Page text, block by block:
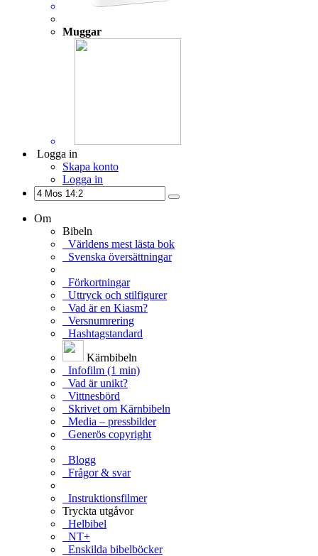
Muggar
Logga in
Skapa konto
Logga in
Om
Bibeln
Världens mest lästa bok
Svenska översättningar
Förkortningar
Uttryck och stilfigurer
Vad är en Kiasm?
Versnumrering
Hashtagstandard
Kärnbibeln
Infofilm (1 min)
Vad är unikt?
Vittnesbörd
Skrivet om Kärnbibeln
Media – pressbilder
Generös copyright
Blogg
Frågor & svar
Instruktionsfilmer
Tryckta utgåvor
Helbibel
NT+
Enskilda bibelböcker